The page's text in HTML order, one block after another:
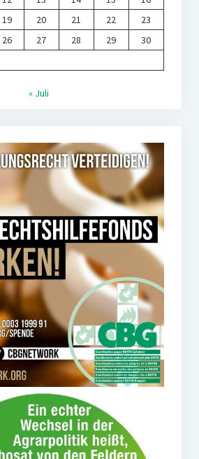
19 20 21 22
23
26 27 28 29
30
« Juli